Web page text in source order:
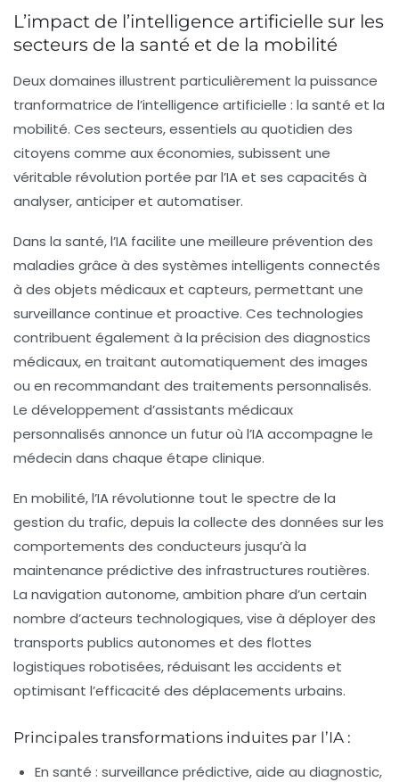
L’impact de l’intelligence artificielle sur les
secteurs de la santé et de la mobilité
Deux domaines illustrent particulièrement la puissance
tranformatrice de l’intelligence artificielle : la santé et la
mobilité. Ces secteurs, essentiels au quotidien des
citoyens comme aux économies, subissent une
véritable révolution portée par l’IA et ses capacités à
analyser, anticiper et automatiser.
Dans la santé, l’IA facilite une meilleure prévention des
maladies grâce à des systèmes intelligents connectés
à des objets médicaux et capteurs, permettant une
surveillance continue et proactive. Ces technologies
contribuent également à la précision des diagnostics
médicaux, en traitant automatiquement des images
ou en recommandant des traitements personnalisés.
Le développement d’assistants médicaux
personnalisés annonce un futur où l’IA accompagne le
médecin dans chaque étape clinique.
En mobilité, l’IA révolutionne tout le spectre de la
gestion du trafic, depuis la collecte des données sur les
comportements des conducteurs jusqu’à la
maintenance prédictive des infrastructures routières.
La navigation autonome, ambition phare d’un certain
nombre d’acteurs technologiques, vise à déployer des
transports publics autonomes et des flottes
logistiques robotisées, réduisant les accidents et
optimisant l’efficacité des déplacements urbains.
Principales transformations induites par l’IA :
En santé : surveillance prédictive, aide au diagnostic,